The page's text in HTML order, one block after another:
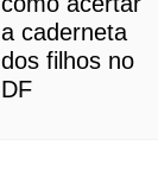
a caderneta
dos filhos no
DF